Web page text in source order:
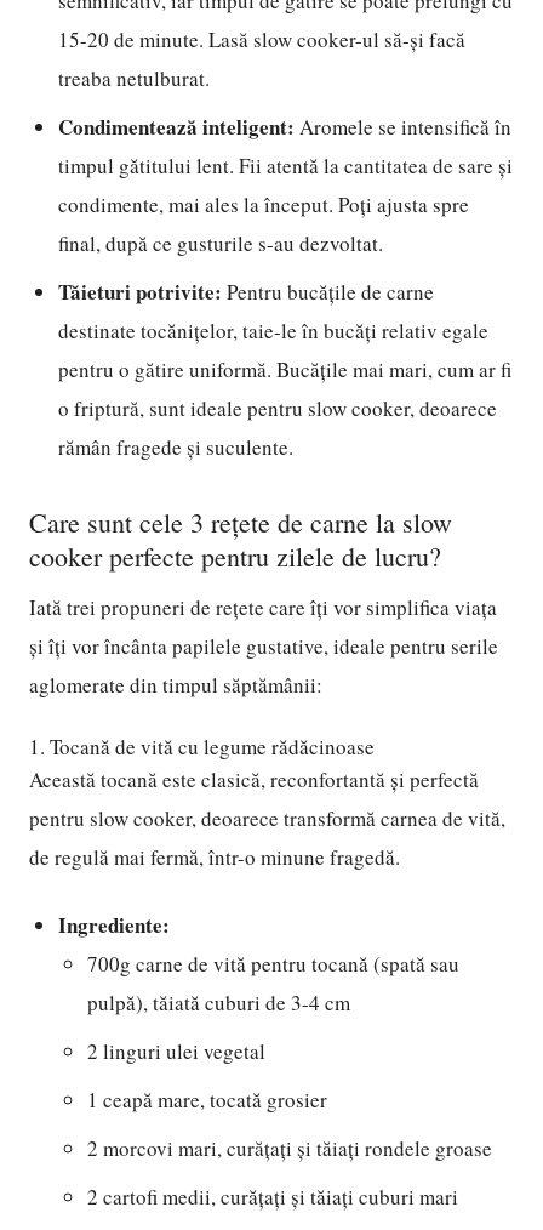
15-20 de minute. Lasă slow cooker-ul să-și facă
treaba netulburat.
Condimentează inteligent: Aromele se intensifică în
timpul gătitului lent. Fii atentă la cantitatea de sare și
condimente, mai ales la început. Poți ajusta spre
final, după ce gusturile s-au dezvoltat.
Tăieturi potrivite: Pentru bucățile de carne
destinate tocănițelor, taie-le în bucăți relativ egale
pentru o gătire uniformă. Bucățile mai mari, cum ar fi
o friptură, sunt ideale pentru slow cooker, deoarece
rămân fragede și suculente.
Care sunt cele 3 rețete de carne la slow
cooker perfecte pentru zilele de lucru?
Iată trei propuneri de rețete care îți vor simplifica viața
și îți vor încânta papilele gustative, ideale pentru serile
aglomerate din timpul săptămânii:
1. Tocană de vită cu legume rădăcinoase
Această tocană este clasică, reconfortantă și perfectă
pentru slow cooker, deoarece transformă carnea de vită,
de regulă mai fermă, într-o minune fragedă.
Ingrediente:
700g carne de vită pentru tocană (spată sau
pulpă), tăiată cuburi de 3-4 cm
2 linguri ulei vegetal
1 ceapă mare, tocată grosier
2 morcovi mari, curățați și tăiați rondele groase
2 cartofi medii, curățați și tăiați cuburi mari